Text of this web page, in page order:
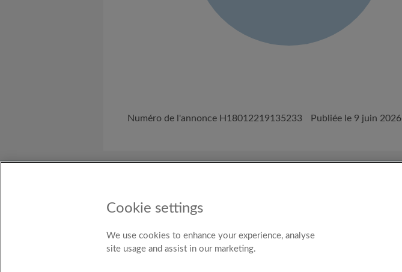
Numéro de l'annonce H18012219135233 Publiée le 9 juin 2026
Pays
Cookie settings
We use cookies to enhance your experience, analyse
site usage and assist in our marketing.